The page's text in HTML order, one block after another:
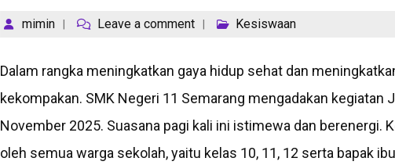
mimin Leave a comment Kesiswaan
Dalam rangka meningkatkan gaya hidup sehat dan
kekompakan. SMK Negeri 11 Semarang mengadakan kegiatan
November 2025. Suasana pagi kali ini istimewa dan berenergi.
oleh semua warga sekolah, yaitu kelas 10, 11, 12 serta bapak